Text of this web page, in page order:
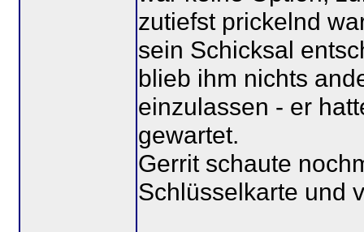
zutiefst prickelnd
sein Schicksal
blieb ihm nichts
einzulassen - er
gewartet.
Gerrit schaute
Schlüsselkarte und